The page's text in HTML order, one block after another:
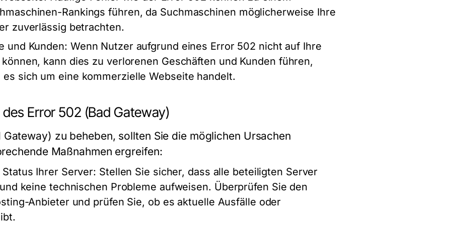
Rankings führen, da Suchmaschinen möglicherweise Ihre
zuverlässig betrachten.
und Kunden: Wenn Nutzer aufgrund eines Error 502 nicht auf Ihre
kann dies zu verlorenen Geschäften und Kunden führen,
sich um eine kommerzielle Webseite handelt.
Error 502 (Bad Gateway)
zu beheben, sollten Sie die möglichen Ursachen
Maßnahmen ergreifen:
Ihrer Server: Stellen Sie sicher, dass alle beteiligten Server
keine technischen Probleme aufweisen. Überprüfen Sie den
Anbieter und prüfen Sie, ob es aktuelle Ausfälle oder